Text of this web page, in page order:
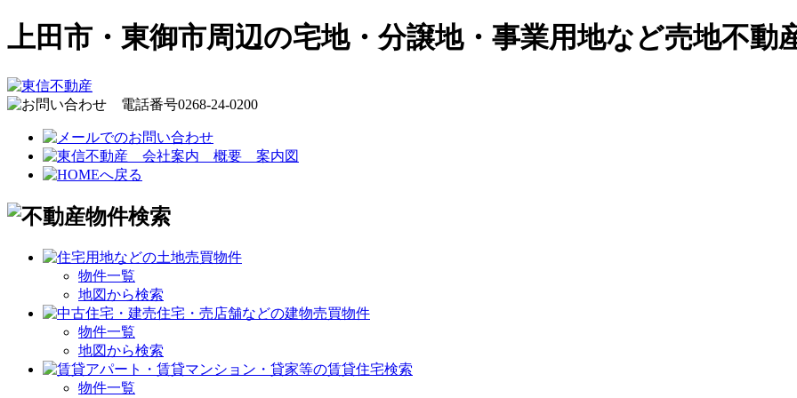
上田市・東御市周辺の宅地・分譲地・事業用地など売地不動
物件一覧
地図から検索
物件一覧
地図から検索
物件一覧